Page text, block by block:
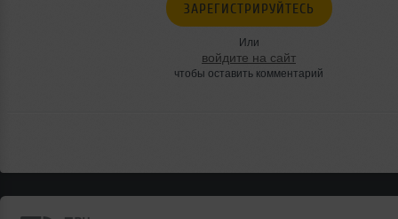
ЗАРЕГИСТРИРУЙТЕСЬ
Или
войдите на сайт
чтобы оставить комментарий